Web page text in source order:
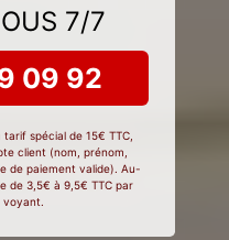
7/7
09 92
spécial de 15€ TTC,
client (nom, prénom,
de paiement valide). Au-
de 3,5€ à 9,5€ TTC par
voyant.